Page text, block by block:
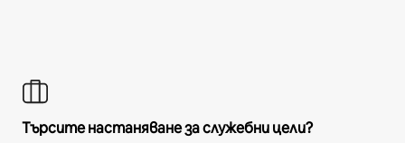
Търсите настаняване за служебни цели?